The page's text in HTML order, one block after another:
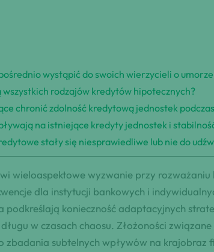
wystąpić do swoich wierzycieli o
rodzajów kredytów hipotecznych?
chronić zdolność kredytową jednostek
na istniejące kredyty jednostek i
stały się niesprawiedliwe lub nie do
wieloaspektowe wyzwanie przy rozważaniu
dla instytucji bankowych i
konieczność adaptacyjnych
w czasach chaosu. Złożoności
subtelnych wpływów na krajobraz